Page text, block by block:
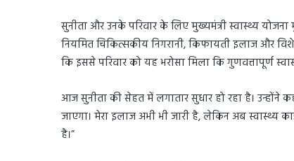
सुनीता और उनके परिवार के लिए मुख्यमंत्री स्वास्थ्य
नियमित चिकित्सकीय निगरानी, किफायती इलाज और
कि इससे परिवार को यह भरोसा मिला कि गुणवत्तापूर्ण
आज सुनीता की सेहत में लगातार सुधार हो रहा है।
जाएगा। मेरा इलाज अभी भी जारी है, लेकिन अब स्वास्थ्य
है।”